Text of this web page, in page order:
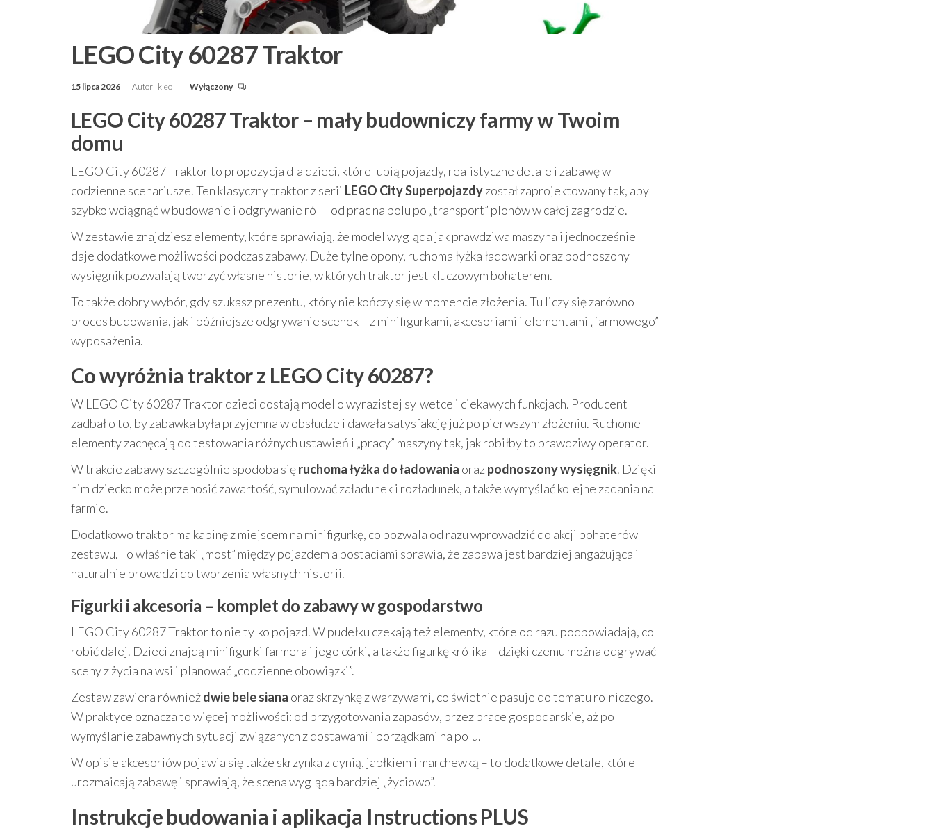
LEGO City 60287 Traktor
15 lipca 2026 Autor kleo Wyłączony
LEGO City 60287 Traktor – mały budowniczy farmy w Twoim
domu
LEGO City 60287 Traktor to propozycja dla dzieci, które lubią pojazdy, realistyczne detale i zabawę w
codzienne scenariusze. Ten klasyczny traktor z serii LEGO City Superpojazdyzostał zaprojektowany tak, aby
szybko wciągnąć w budowanie i odgrywanie ról – od prac na polu po „transport” plonów w całej zagrodzie.
W zestawie znajdziesz elementy, które sprawiają, że model wygląda jak prawdziwa maszyna i jednocześnie
daje dodatkowe możliwości podczas zabawy. Duże tylne opony, ruchoma łyżka ładowarki oraz podnoszony
wysięgnik pozwalają tworzyć własne historie, w których traktor jest kluczowym bohaterem.
To także dobry wybór, gdy szukasz prezentu, który nie kończy się w momencie złożenia. Tu liczy się zarówno
proces budowania, jak i późniejsze odgrywanie scenek – z minifigurkami, akcesoriami i elementami „farmowego”
wyposażenia.
Co wyróżnia traktor z LEGO City 60287?
W LEGO City 60287 Traktor dzieci dostają model o wyrazistej sylwetce i ciekawych funkcjach. Producent
zadbał o to, by zabawka była przyjemna w obsłudze i dawała satysfakcję już po pierwszym złożeniu. Ruchome
elementy zachęcają do testowania różnych ustawień i „pracy” maszyny tak, jak robiłby to prawdziwy operator.
W trakcie zabawy szczególnie spodoba sięruchoma łyżka do ładowania orazpodnoszony wysięgnik. Dzięki
nim dziecko może przenosić zawartość, symulować załadunek i rozładunek, a także wymyślać kolejne zadania na
farmie.
Dodatkowo traktor ma kabinę z miejscem na minifigurkę, co pozwala od razu wprowadzić do akcji bohaterów
zestawu. To właśnie taki „most” między pojazdem a postaciami sprawia, że zabawa jest bardziej angażująca i
naturalnie prowadzi do tworzenia własnych historii.
Figurki i akcesoria – komplet do zabawy w gospodarstwo
LEGO City 60287 Traktor to nie tylko pojazd. W pudełku czekają też elementy, które od razu podpowiadają, co
robić dalej. Dzieci znajdą minifigurki farmera i jego córki, a także figurkę królika – dzięki czemu można odgrywać
sceny z życia na wsi i planować „codzienne obowiązki”.
Zestaw zawiera równieżdwie bele siana oraz skrzynkę z warzywami, co świetnie pasuje do tematu rolniczego.
W praktyce oznacza to więcej możliwości: od przygotowania zapasów, przez prace gospodarskie, aż po
wymyślanie zabawnych sytuacji związanych z dostawami i porządkami na polu.
W opisie akcesoriów pojawia się także skrzynka z dynią, jabłkiem i marchewką – to dodatkowe detale, które
urozmaicają zabawę i sprawiają, że scena wygląda bardziej „życiowo”.
Instrukcje budowania i aplikacja Instructions PLUS